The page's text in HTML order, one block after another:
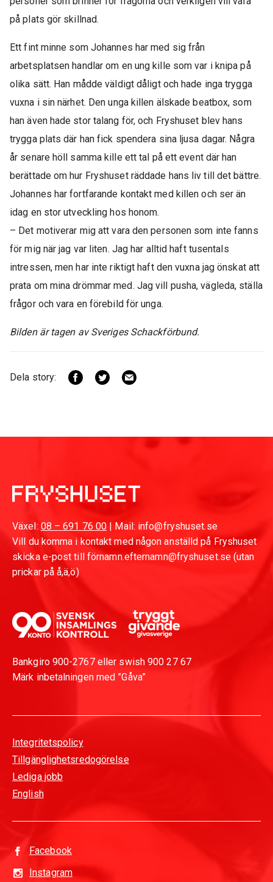
på plats gör skillnad.
Ett fint minne som Johannes har med sig från
arbetsplatsen handlar om en ung kille som var i knipa på
olika sätt. Han mådde väldigt dåligt och hade inga trygga
vuxna i sin närhet. Den unga killen älskade beatbox, som
han även hade stor talang för, och Fryshuset blev hans
trygga plats där han fick spendera sina ljusa dagar. Några
år senare höll samma kille ett tal på ett event där han
berättade om hur Fryshuset räddade hans liv till det bättre.
Johannes har fortfarande kontakt med killen och ser än
idag en stor utveckling hos honom.
– Det motiverar mig att vara den personen som inte fanns
för mig när jag var liten. Jag har alltid haft tusentals
intressen, men har inte riktigt haft den vuxna jag önskat att
prata om mina drömmar med. Jag vill pusha, vägleda, ställa
frågor och vara en förebild för unga.
Bilden är tagen av Sveriges Schackförbund.
Dela story:
Växel: 08 – 691 76 00 | Mail: info@fryshuset.se
Vill du komma i kontakt med någon anställd på Fryshuset
skicka e-post till förnamn.efternamn@fryshuset.se (utan
prickar på å,ä,ö)
Bankgiro 900-2767 eller swish 900 27 67
Märk inbetalningen med ”Gåva”
Integritetspolicy
Tillgänglighetsredogörelse
Lediga jobb
English
Facebook
Instagram